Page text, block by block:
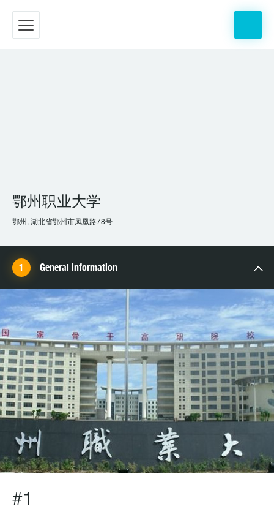
鄂州职业大学
鄂州, 湖北省鄂州市凤凰路78号
General information
#1